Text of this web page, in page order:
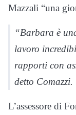
Mazzali “una
“Barbara è
lavoro
rapporti con
detto Comazzi.
L’assessore di